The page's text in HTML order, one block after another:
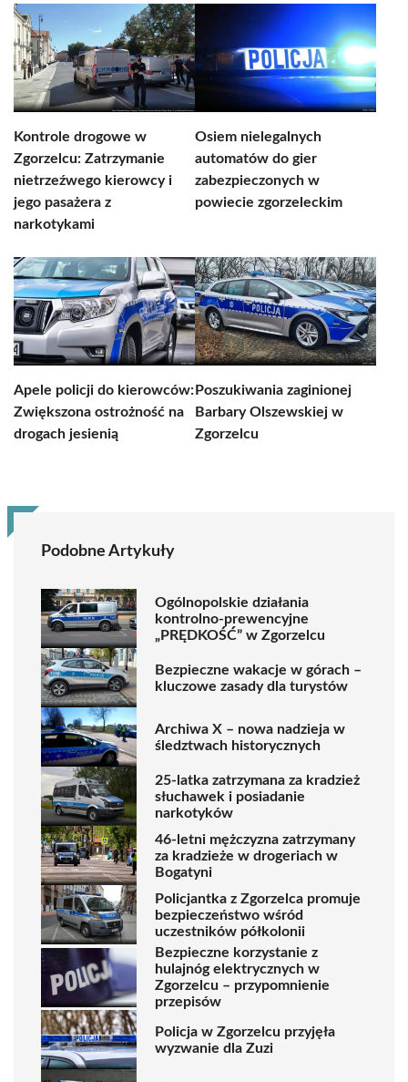
Kontrole drogowe w
Zgorzelcu: Zatrzymanie
nietrzeźwego kierowcy i
jego pasażera z
narkotykami
Osiem nielegalnych
automatów do gier
zabezpieczonych w
powiecie zgorzeleckim
Apele policji do kierowców:
Zwiększona ostrożność na
drogach jesienią
Poszukiwania zaginionej
Barbary Olszewskiej w
Zgorzelcu
Podobne Artykuły
Ogólnopolskie działania
kontrolno-prewencyjne
„PRĘDKOŚĆ” w Zgorzelcu
Bezpieczne wakacje w górach –
kluczowe zasady dla turystów
Archiwa X – nowa nadzieja w
śledztwach historycznych
25-latka zatrzymana za kradzież
słuchawek i posiadanie
narkotyków
46-letni mężczyzna zatrzymany
za kradzieże w drogeriach w
Bogatyni
Policjantka z Zgorzelca promuje
bezpieczeństwo wśród
uczestników półkolonii
Bezpieczne korzystanie z
hulajnóg elektrycznych w
Zgorzelcu – przypomnienie
przepisów
Policja w Zgorzelcu przyjęła
wyzwanie dla Zuzi